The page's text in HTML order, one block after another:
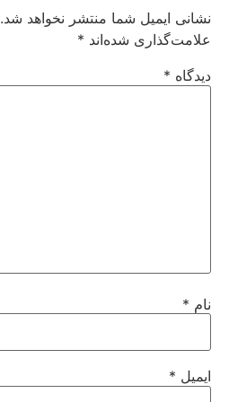
نشانی ایمیل شما منتشر نخواهد شد.
علامت‌گذاری شده‌اند *
دیدگاه *
نام *
ایمیل *